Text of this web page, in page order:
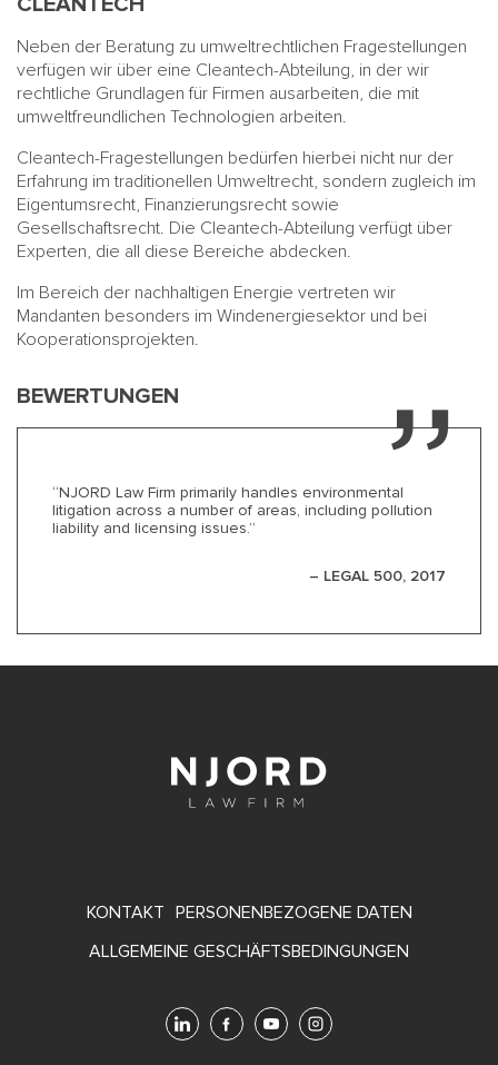
Neben der Beratung zu umweltrechtlichen Fragestellungen
verfügen wir über eine Cleantech-Abteilung, in der wir
rechtliche Grundlagen für Firmen ausarbeiten, die mit
umweltfreundlichen Technologien arbeiten.
Cleantech-Fragestellungen bedürfen hierbei nicht nur der
Erfahrung im traditionellen Umweltrecht, sondern zugleich im
Eigentumsrecht, Finanzierungsrecht sowie
Gesellschaftsrecht. Die Cleantech-Abteilung verfügt über
Experten, die all diese Bereiche abdecken.
Im Bereich der nachhaltigen Energie vertreten wir
Mandanten besonders im Windenergiesektor und bei
Kooperationsprojekten.
BEWERTUNGEN
“NJORD Law Firm primarily handles environmental
litigation across a number of areas, including pollution
liability and licensing issues.”
– LEGAL 500, 2017
FOOTER
MENU
KONTAKT PERSONENBEZOGENE DATEN
ALLGEMEINE GESCHÄFTSBEDINGUNGEN